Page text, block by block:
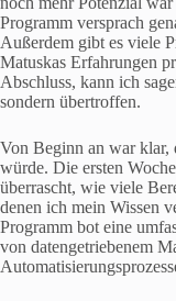
Programm versprach
Außerdem gibt es viele
Matuskas Erfahrungen
Abschluss, kann ich
sondern übertroffen.
Von Beginn an war klar,
würde. Die ersten
überrascht, wie viele
denen ich mein Wissen
Programm bot eine
von datengetriebenem